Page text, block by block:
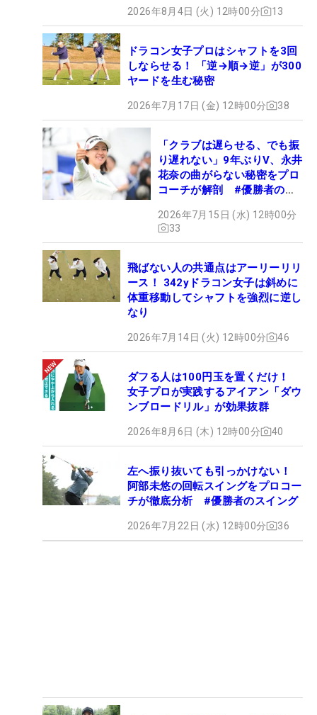
2026年8月4日 (火) 12時00分 13
ドラコン女子プロはシャフトを3回
しならせる！ 「逆→順→逆」が300
ヤードを生む秘密
2026年7月17日 (金) 12時00分 38
「クラブは遅らせる、でも振
り遅れない」9年ぶりV、永井
花奈の曲がらない秘密をプロ
コーチが解剖 #優勝者のス
2026年7月15日 (水) 12時00分
33
飛ばない人の共通点はアーリーリリ
ース！ 342yドラコン女子は斜めに
体重移動してシャフトを強烈に逆し
なり
2026年7月14日 (火) 12時00分 46
ダフる人は100円玉を置くだけ！
女子プロが実践するアイアン「ダウ
ンブロードリル」が効果抜群
2026年8月6日 (木) 12時00分 40
左へ振り抜いても引っかけない！
阿部未悠の回転スイングをプロコー
チが徹底分析 #優勝者のスイング
2026年7月22日 (水) 12時00分 36